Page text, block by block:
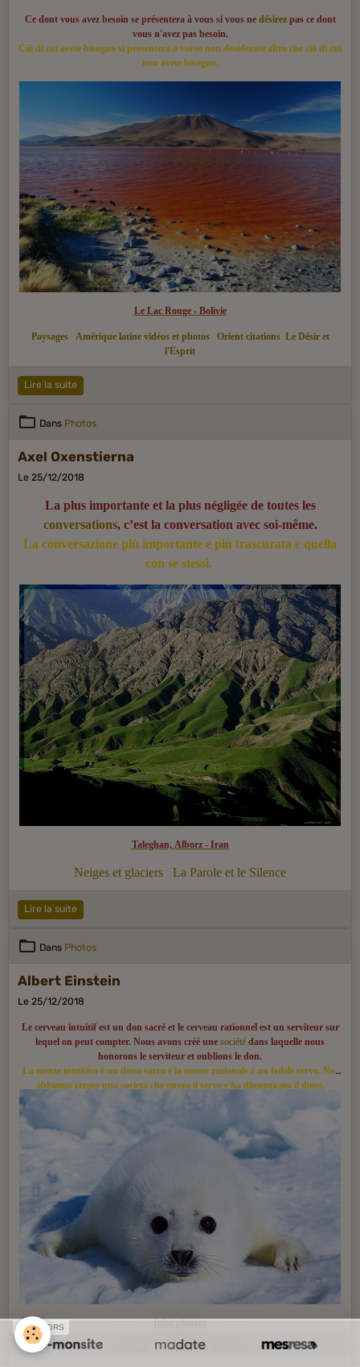
Ce dont vous avez besoin se présentera à vous si vous ne désirezpas ce dont
vous n'avez pas besoin.
Ciò di cui avete bisogno si presenterà a voi se non desiderate altro che ciò di cui
non avete bisogno.
Le Lac Rouge - Bolivie
Paysages Amérique latine vidéos et photos Orient citations Le Désir et
l'Esprit
Lire la suite
Dans Photos
Axel Oxenstierna
Le 25/12/2018
La plus importante et la plus négligée de toutes les
conversations, c’est la conversation avec soi-même.
La conversazione più importante e più trascurata è quella
con se stessi.
Taleghan, Alborz - Iran
Neiges et glaciers La Parole et le Silence
Lire la suite
Dans Photos
Albert Einstein
Le 25/12/2018
Le cerveau intuitif est un don sacré et le cerveau rationnel est un serviteur sur
lequel on peut compter. Nous avons créé une société dans laquelle nous
honorons le serviteur et oublions le don.
La mente intuitiva è un dono sacro e la mente razionale è un fedele servo. Noi
abbiamo creato una società che onora il servo e ha dimenticato il dono.
Bébé phoque
La Solitude et la Société
SPONSORS